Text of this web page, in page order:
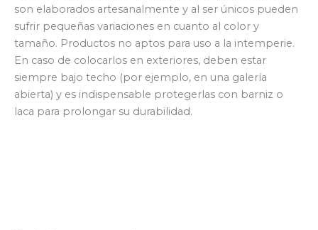
son elaborados artesanalmente y al ser únicos pueden
sufrir pequeñas variaciones en cuanto al color y
tamaño. Productos no aptos para uso a la intemperie.
En caso de colocarlos en exteriores, deben estar
siempre bajo techo (por ejemplo, en una galería
abierta) y es indispensable protegerlas con barniz o
laca para prolongar su durabilidad.